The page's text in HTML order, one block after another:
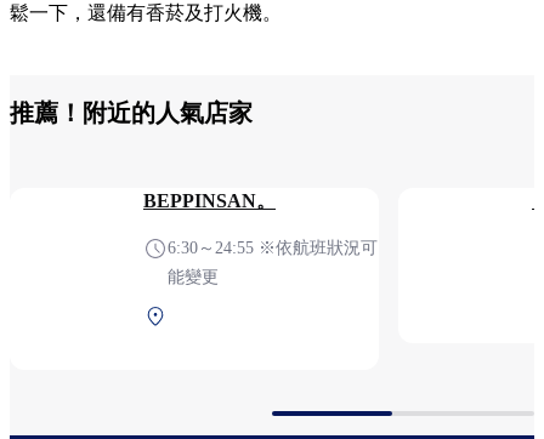
鬆一下，還備有香菸及打火機。
推薦！附近的人氣店家
BEPPINSAN。
6:30～24:55 ※依航班狀況可
能變更